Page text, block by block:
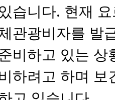
습니다. 현재
관광비자를 발
비하고 있는
하려고 하며